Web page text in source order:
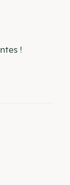
!